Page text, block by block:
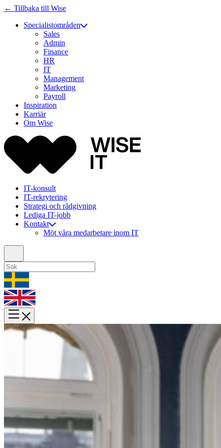
← Tillbaka till Wise
Specialistområden
Sales
Admin
Finance
HR
IT
Management
Marketing
Payroll
Inspiration
Karriär
Om Wise
IT-konsult
IT-rekrytering
Strategi och rådgivning
Lediga IT-jobb
Kontakt
Möt våra medarbetare inom IT